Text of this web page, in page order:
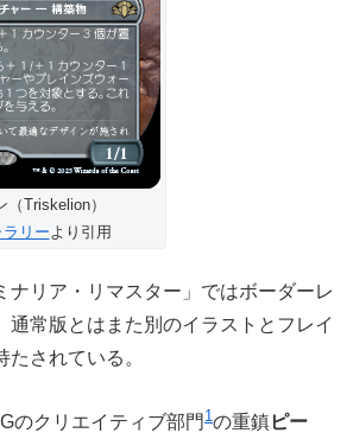
（Triskelion）
リー より引用
ナリア・リマスター」ではボーダーレ
通常版とはまた別のイラストとフレイ
されている。
のクリエイティブ部門 1の重鎮ピー